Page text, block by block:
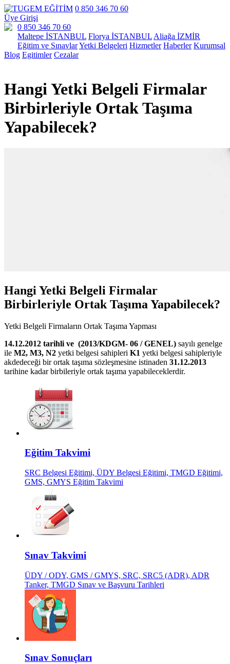
0 850 346 70 60
Üye Girişi
0 850 346 70 60
Maltepe İSTANBUL Florya İSTANBUL Aliağa İZMİR
Eğitim ve SınavlarYetki Belgeleri Hizmetler Haberler Kurumsal
Blog Egitimler Cezalar
Hangi Yetki Belgeli Firmalar
Birbirleriyle Ortak Taşıma
Yapabilecek?
Hangi Yetki Belgeli Firmalar
Birbirleriyle Ortak Taşıma Yapabilecek?
Yetki Belgeli Firmaların Ortak Taşıma Yapması
14.12.2012 tarihli ve (2013/KDGM- 06 / GENEL) sayılı genelge
ile M2, M3, N2 yetki belgesi sahipleri K1 yetki belgesi sahipleriyle
akdedeceği bir ortak taşıma sözleşmesine istinaden 31.12.2013
tarihine kadar birbileriyle ortak taşıma yapabileceklerdir.
Eğitim Takvimi
SRC Belgesi Eğitimi, ÜDY Belgesi Eğitimi, TMGD Eğitimi,
GMS, GMYS Eğitim Takvimi
Sınav Takvimi
ÜDY / ODY, GMS / GMYS, SRC, SRC5 (ADR), ADR
Tanker, TMGD Sınav ve Başvuru Tarihleri
Sınav Sonuçları